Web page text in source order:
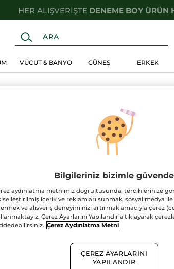
HER ALIŞVERİŞTE DENEME BOY ÜRÜN
VÜCUT & BANYO GÜNEŞ ERKEK
60
Bilgileriniz bizimle güvende
aydınlatma metnimiz doğrultusunda, tercihlerinize
içerik ve reklamları sunmak, sosyal medya
ve alışveriş deneyiminizi artırmak amacıyla çerez
Çerez Ayarlarını Yapılandır’a tıklayarak
Çerez Aydınlatma Metni
ÇEREZ AYARLARINI
YAPILANDIR